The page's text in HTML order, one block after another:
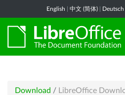
English 中文 (简体) Deutsch
Download / LibreOffice